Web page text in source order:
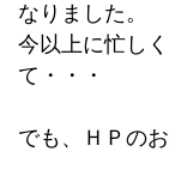
なりました。
今以上に忙し
て・・・
でも、ＨＰの